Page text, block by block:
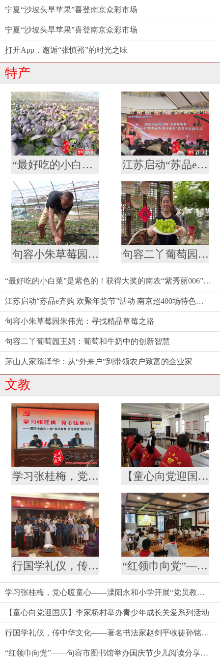
宁夏“沙坡头旱苹果”喜登南京众彩市场
宁夏“沙坡头旱苹果”喜登南京众彩市场
打开App，邂逅“张慎裕”的时光之味
特产
“最好吃的小白菜”是紫色的！获得大奖的南农“紫秀丽006”火了 江苏启动“苏品e齐购 欢聚年货节”活动 南京超400场特色促销活动等你来
句容小朱草莓园朱伟光：寻找精品草莓之路 句容二丫葡萄园王娟：葡萄和牛奶中的创新智慧
“最好吃的小白菜”是紫色的！获得大奖的南农“紫秀丽006”火了
江苏启动“苏品e齐购 欢聚年货节”活动 南京超400场特色促销活动等你来
句容小朱草莓园朱伟光：寻找精品草莓之路
句容二丫葡萄园王娟：葡萄和牛奶中的创新智慧
茅山人家隋泽华：从“外来户”到带领农户致富的企业家
文教
学习张桂梅，党心暖童心——溧阳永和小学开展“党员教师 留守儿童”结对仪式 【童心向党迎国庆】李家桥村举办青少年成长关爱系列活动
行国学礼仪，传中华文化——著名书法家赵剑平收徒孙铭昊拜师仪式见闻 “红领巾向党”——句容市图书馆举办国庆节少儿阅读分享成长活动
学习张桂梅，党心暖童心——溧阳永和小学开展“党员教师 留守儿童”结对仪式
【童心向党迎国庆】李家桥村举办青少年成长关爱系列活动
行国学礼仪，传中华文化——著名书法家赵剑平收徒孙铭昊拜师仪式见闻
“红领巾向党”——句容市图书馆举办国庆节少儿阅读分享成长活动